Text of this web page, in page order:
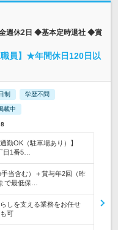
週休2日 ◆基本定時退社 ◆賞
員】★年間休日120日以
制 学歴不問
載中
勤OK（駐車場あり）】
目1番5…
当含む）＋賞与年2回（昨
で最低保…
しを支える業務をお任せ
可